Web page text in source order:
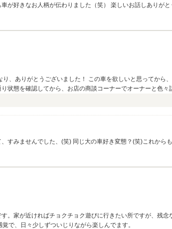
が好きなお人柄が伝わりました（笑） 楽しいお話しありが
、ありがとうございました！ この車を欲しいと思ってから
状態を確認してから、お店の商談コーナーでオーナーと色
上が経っていました。 もちろん車の状態も良く、希望に合
合いに欲しい車種があれば、是非こちらでお世話になりたい
すみませんでした、(笑) 同じ大の車好き変態？(笑)これから
。家が近ければチョクチョク遊びに行きたい所ですが、残
で、日々少しずついじりながら楽しんでます。